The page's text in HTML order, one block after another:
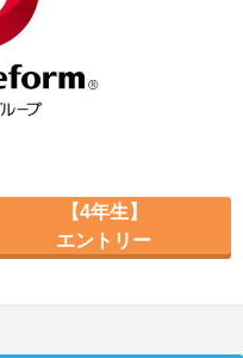
【4年生】
エントリー